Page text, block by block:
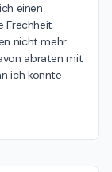
einen
Frechheit
nicht mehr
abraten mit
ich könnte